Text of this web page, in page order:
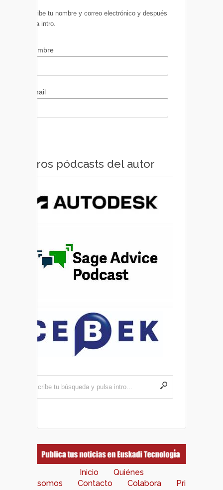
Escribe tu nombre y correo electrónico y después
pulsa intro.
Nombre
Email
Otros pódcasts del autor
Inicio
Quiénes
somos
Contacto Colabora
Pri